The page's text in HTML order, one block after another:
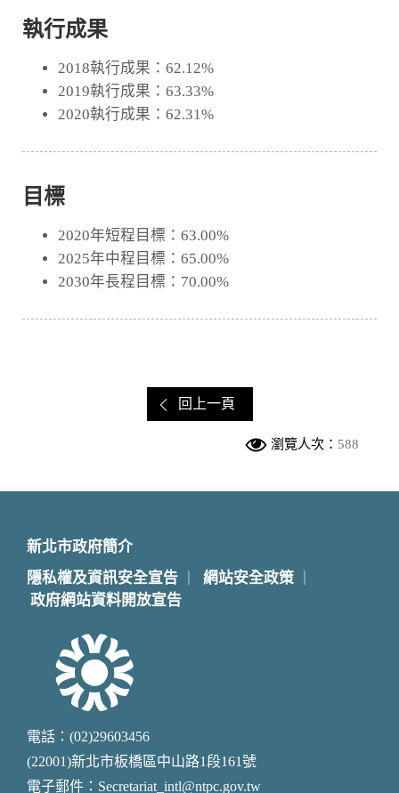
執行成果
2018執行成果：62.12%
2019執行成果：63.33%
2020執行成果：62.31%
目標
2020年短程目標：63.00%
2025年中程目標：65.00%
2030年長程目標：70.00%
回上一頁
瀏覽人次： 588
新北市政府簡介
隱私權及資訊安全宣告
網站安全政策
政府網站資料開放宣告
電話：(02)29603456
(22001)新北市板橋區中山路1段161號
電子郵件：Secretariat_intl@ntpc.gov.tw